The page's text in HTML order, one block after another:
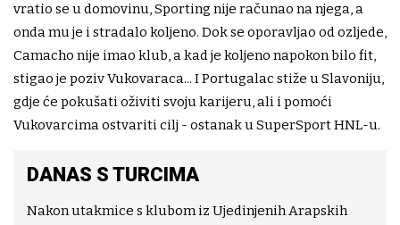
vratio se u domovinu, Sporting nije računao na njega, a
onda mu je i stradalo koljeno. Dok se oporavljao od ozljede,
Camacho nije imao klub, a kad je koljeno napokon bilo fit,
stigao je poziv Vukovaraca... I Portugalac stiže u Slavoniju,
gdje će pokušati oživiti svoju karijeru, ali i pomoći
Vukovarcima ostvariti cilj - ostanak u SuperSport HNL-u.
DANAS S TURCIMA
Nakon utakmice s klubom iz Ujedinjenih Arapskih